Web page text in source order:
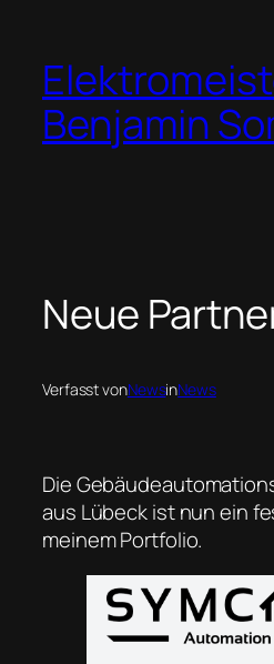
springen
Benjamin
Neue
Verfasst vonNewsinNews
Die
aus Lübeck ist nun ein
meinem Portfolio.